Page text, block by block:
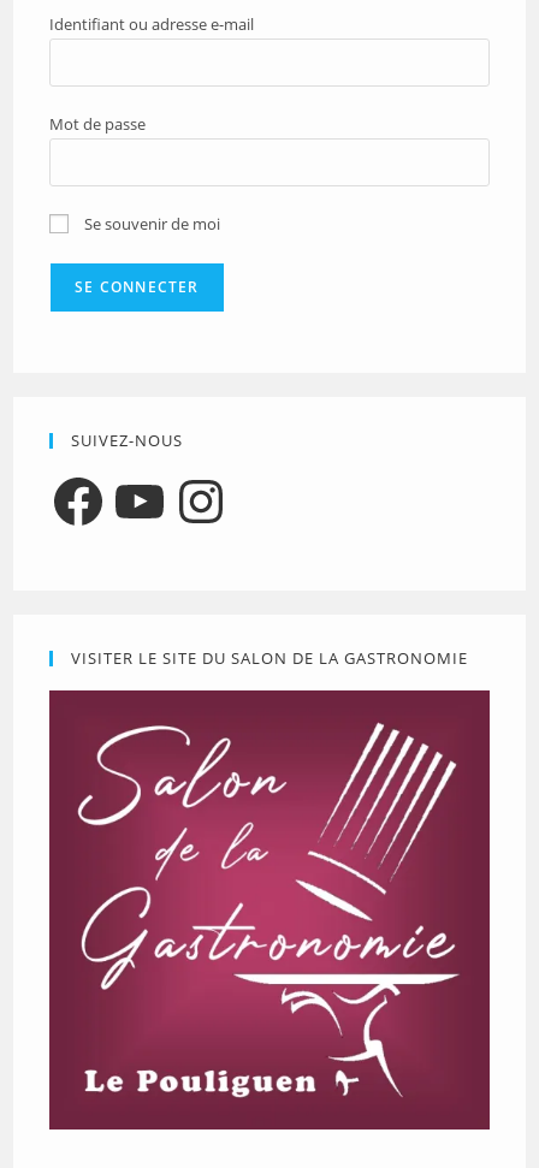
Identifiant ou adresse e-mail
Mot de passe
Se souvenir de moi
SUIVEZ-NOUS
FacebookYouTubeInstagram
VISITER LE SITE DU SALON DE LA GASTRONOMIE